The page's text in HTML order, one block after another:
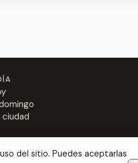
del sitio. Puedes aceptarlas